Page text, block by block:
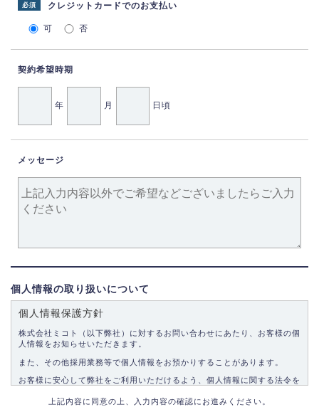
クレジットカードでのお支払い
必須
可 否
契約希望時期
年 月 日頃
メッセージ
個人情報の取り扱いについて
個人情報保護方針
株式会社ミコト（以下弊社）に対するお問い合わせにあたり、お客様の個
人情報をお知らせいただきます。
また、その他採用業務等で個人情報をお預かりすることがあります。
お客様に安心して弊社をご利用いただけるよう、個人情報に関する法令を
上記内容に同意の上、入力内容の確認にお進みください。